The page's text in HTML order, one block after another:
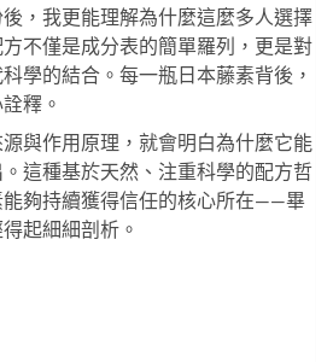
，我更能理解為什麼這麼多人選擇
不僅是成分表的簡單羅列，更是對
學的結合。每一瓶日本藤素背後，
釋。
與作用原理，就會明白為什麼它能
這種基於天然、注重科學的配方哲
夠持續獲得信任的核心所在——畢
起細細剖析。